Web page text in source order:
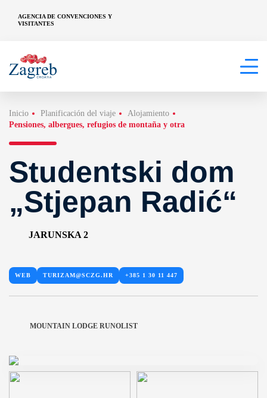
AGENCIA DE CONVENCIONES Y
VISITANTES
Inicio Planificación del viaje
Alojamiento
Pensiones, albergues, refugios de montaña y otra
Studentski dom
„Stjepan Radić“
JARUNSKA 2
WEB TURIZAM@SCZG.HR +385 1 30 11 447
MOUNTAIN LODGE RUNOLIST